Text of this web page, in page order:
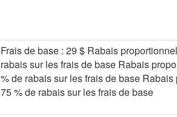
Frais de base : 29 $ Rabais
rabais sur les frais de base Rabais
% de rabais sur les frais de base
75 % de rabais sur les frais de base